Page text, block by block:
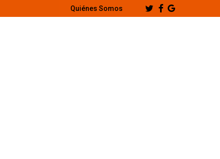
Quiénes Somos TwitterFacebook
Google-
Plus